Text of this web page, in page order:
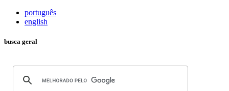
português
english
busca geral